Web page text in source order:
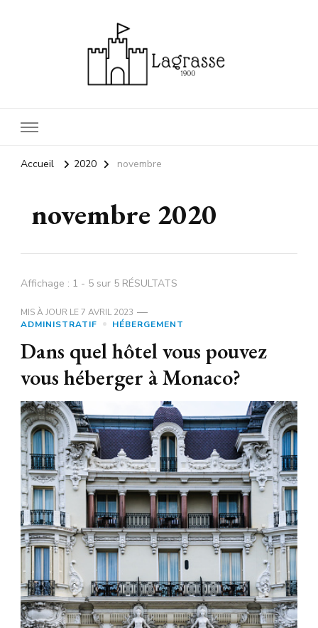
Accueil 2020 novembre
novembre 2020
Affichage : 1 - 5 sur 5 RÉSULTATS
MIS À JOUR LE7 AVRIL 2023
ADMINISTRATIF
HÉBERGEMENT
Dans quel hôtel vous pouvez
vous héberger à Monaco?